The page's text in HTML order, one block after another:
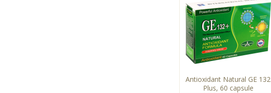
Antioxidant Natural GE 132
Plus, 60 capsule